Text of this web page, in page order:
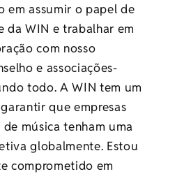
em assumir o papel de
da WIN e trabalhar em
com nosso
e associações-
todo. A WIN tem um
que empresas
música tenham uma
globalmente. Estou
comprometido em